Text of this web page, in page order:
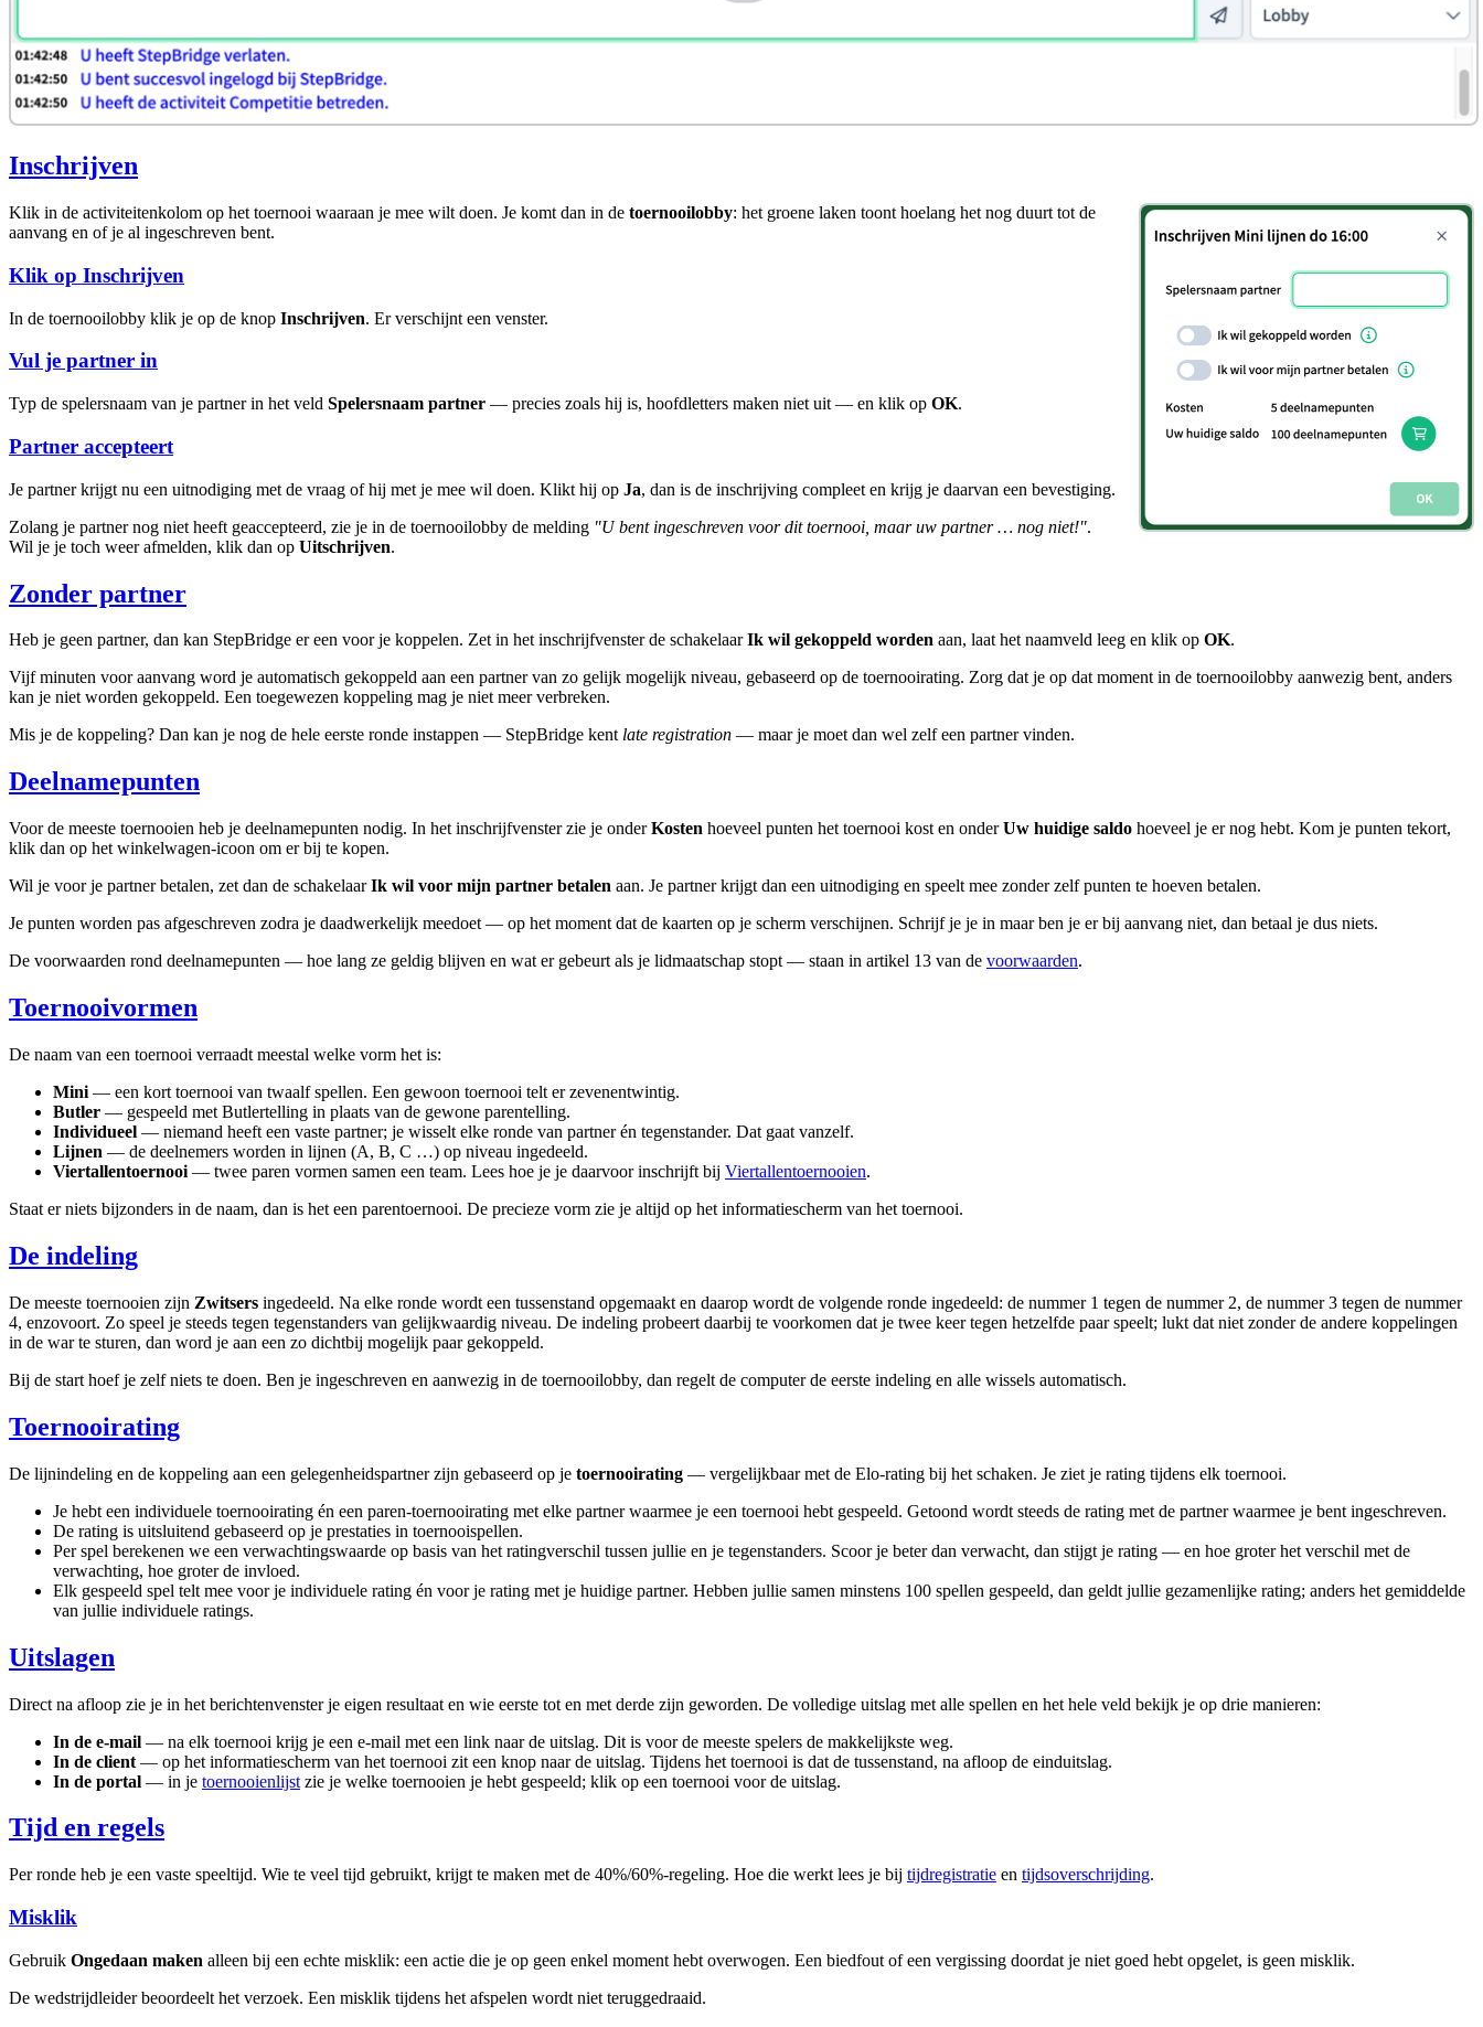
Inschrijven
Klik in de activiteitenkolom op het toernooi waaraan je mee wilt doen. Je komt dan in de toernooilobby: het groene laken toont hoelang het nog duurt tot de
aanvang en of je al ingeschreven bent.
Klik op Inschrijven
In de toernooilobby klik je op de knop Inschrijven. Er verschijnt een venster.
Vul je partner in
Typ de spelersnaam van je partner in het veld Spelersnaam partner — precies zoals hij is, hoofdletters maken niet uit — en klik op OK.
Partner accepteert
Je partner krijgt nu een uitnodiging met de vraag of hij met je mee wil doen. Klikt hij op Ja, dan is de inschrijving compleet en krijg je daarvan een bevestiging.
Zolang je partner nog niet heeft geaccepteerd, zie je in de toernooilobby de melding "U bent ingeschreven voor dit toernooi, maar uw partner … nog niet!".
Wil je je toch weer afmelden, klik dan op Uitschrijven.
Zonder partner
Heb je geen partner, dan kan StepBridge er een voor je koppelen. Zet in het inschrijfvenster de schakelaarIk wil gekoppeld worden aan, laat het naamveld leeg en klik op OK.
Vijf minuten voor aanvang word je automatisch gekoppeld aan een partner van zo gelijk mogelijk niveau, gebaseerd op de toernooirating. Zorg dat je op dat moment in de toernooilobby aanwezig bent, anders
kan je niet worden gekoppeld. Een toegewezen koppeling mag je niet meer verbreken.
Mis je de koppeling? Dan kan je nog de hele eerste ronde instappen — StepBridge kent late registration — maar je moet dan wel zelf een partner vinden.
Deelnamepunten
Voor de meeste toernooien heb je deelnamepunten nodig. In het inschrijfvenster zie je onderKosten hoeveel punten het toernooi kost en onderUw huidige saldo hoeveel je er nog hebt. Kom je punten tekort,
klik dan op het winkelwagen-icoon om er bij te kopen.
Wil je voor je partner betalen, zet dan de schakelaarIk wil voor mijn partner betalen aan. Je partner krijgt dan een uitnodiging en speelt mee zonder zelf punten te hoeven betalen.
Je punten worden pas afgeschreven zodra je daadwerkelijk meedoet — op het moment dat de kaarten op je scherm verschijnen. Schrijf je je in maar ben je er bij aanvang niet, dan betaal je dus niets.
De voorwaarden rond deelnamepunten — hoe lang ze geldig blijven en wat er gebeurt als je lidmaatschap stopt — staan in artikel 13 van de voorwaarden.
Toernooivormen
De naam van een toernooi verraadt meestal welke vorm het is:
Mini — een kort toernooi van twaalf spellen. Een gewoon toernooi telt er zevenentwintig.
Butler — gespeeld met Butlertelling in plaats van de gewone parentelling.
Individueel — niemand heeft een vaste partner; je wisselt elke ronde van partner én tegenstander. Dat gaat vanzelf.
Lijnen — de deelnemers worden in lijnen (A, B, C …) op niveau ingedeeld.
Viertallentoernooi — twee paren vormen samen een team. Lees hoe je je daarvoor inschrijft bij Viertallentoernooien.
Staat er niets bijzonders in de naam, dan is het een parentoernooi. De precieze vorm zie je altijd op het informatiescherm van het toernooi.
De indeling
De meeste toernooien zijn Zwitsers ingedeeld. Na elke ronde wordt een tussenstand opgemaakt en daarop wordt de volgende ronde ingedeeld: de nummer 1 tegen de nummer 2, de nummer 3 tegen de nummer
4, enzovoort. Zo speel je steeds tegen tegenstanders van gelijkwaardig niveau. De indeling probeert daarbij te voorkomen dat je twee keer tegen hetzelfde paar speelt; lukt dat niet zonder de andere koppelingen
in de war te sturen, dan word je aan een zo dichtbij mogelijk paar gekoppeld.
Bij de start hoef je zelf niets te doen. Ben je ingeschreven en aanwezig in de toernooilobby, dan regelt de computer de eerste indeling en alle wissels automatisch.
Toernooirating
De lijnindeling en de koppeling aan een gelegenheidspartner zijn gebaseerd op je toernooirating — vergelijkbaar met de Elo-rating bij het schaken. Je ziet je rating tijdens elk toernooi.
Je hebt een individuele toernooirating én een paren-toernooirating met elke partner waarmee je een toernooi hebt gespeeld. Getoond wordt steeds de rating met de partner waarmee je bent ingeschreven.
De rating is uitsluitend gebaseerd op je prestaties in toernooispellen.
Per spel berekenen we een verwachtingswaarde op basis van het ratingverschil tussen jullie en je tegenstanders. Scoor je beter dan verwacht, dan stijgt je rating — en hoe groter het verschil met de
verwachting, hoe groter de invloed.
Elk gespeeld spel telt mee voor je individuele rating én voor je rating met je huidige partner. Hebben jullie samen minstens 100 spellen gespeeld, dan geldt jullie gezamenlijke rating; anders het gemiddelde
van jullie individuele ratings.
Uitslagen
Direct na afloop zie je in het berichtenvenster je eigen resultaat en wie eerste tot en met derde zijn geworden. De volledige uitslag met alle spellen en het hele veld bekijk je op drie manieren:
In de e-mail — na elk toernooi krijg je een e-mail met een link naar de uitslag. Dit is voor de meeste spelers de makkelijkste weg.
In de client — op het informatiescherm van het toernooi zit een knop naar de uitslag. Tijdens het toernooi is dat de tussenstand, na afloop de einduitslag.
In de portal — in je toernooienlijst zie je welke toernooien je hebt gespeeld; klik op een toernooi voor de uitslag.
Tijd en regels
Per ronde heb je een vaste speeltijd. Wie te veel tijd gebruikt, krijgt te maken met de 40%/60%-regeling. Hoe die werkt lees je bij tijdregistratie en tijdsoverschrijding.
Misklik
Gebruik Ongedaan maken alleen bij een echte misklik: een actie die je op geen enkel moment hebt overwogen. Een biedfout of een vergissing doordat je niet goed hebt opgelet, is geen misklik.
De wedstrijdleider beoordeelt het verzoek. Een misklik tijdens het afspelen wordt niet teruggedraaid.